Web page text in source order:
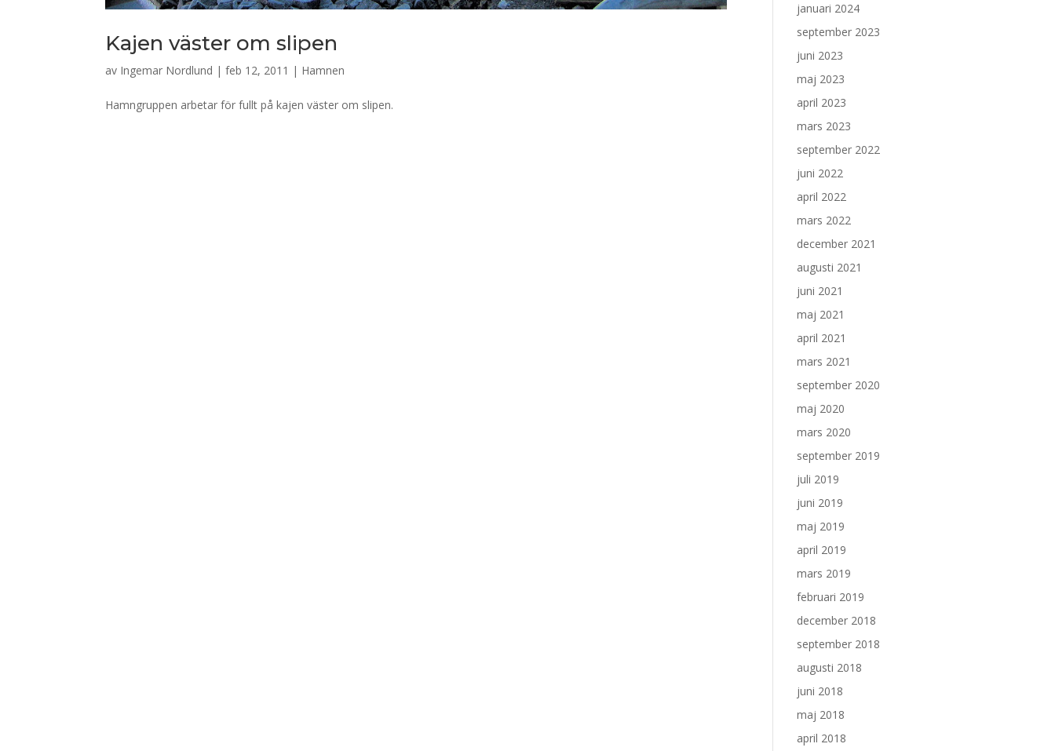
Kajen väster om slipen
av Ingemar Nordlund |feb 12, 2011 | Hamnen
Hamngruppen arbetar för fullt på kajen väster om slipen.
januari 2024
september 2023
juni 2023
maj 2023
april 2023
mars 2023
september 2022
juni 2022
april 2022
mars 2022
december 2021
augusti 2021
juni 2021
maj 2021
april 2021
mars 2021
september 2020
maj 2020
mars 2020
september 2019
juli 2019
juni 2019
maj 2019
april 2019
mars 2019
februari 2019
december 2018
september 2018
augusti 2018
juni 2018
maj 2018
april 2018